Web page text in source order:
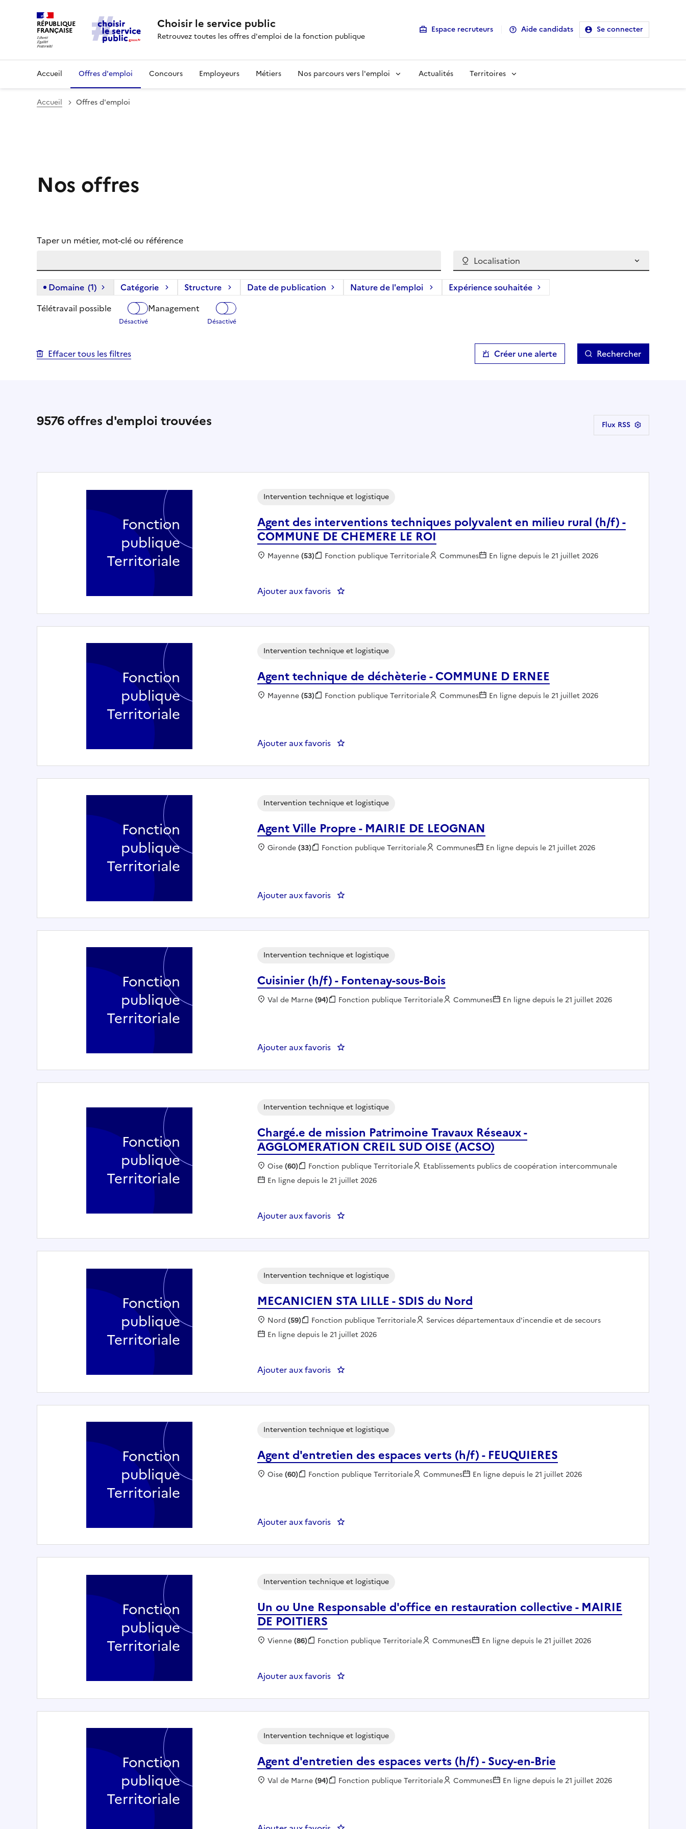
RÉPUBLIQUE
FRANÇAISE Choisir le service public
Retrouvez toutes les offres d'emploi de la fonction publique
Espace recruteurs Aide candidats Se connecter
Accueil Offres d'emploi Concours Employeurs Métiers Nos parcours vers l'emploi Actualités Territoires
Accueil Offres d'emploi
Nos offres
Taper un métier, mot-clé ou référence
Localisation
Domaine (1) (1 filtre actif) :
Catégorie Structure Date de publication Nature de l'emploi
Expérience souhaitée
Télétravail possible
Management
Effacer tous les filtres Créer une alerte Rechercher
9576offres d'emploi trouvées Flux RSS
Agent des interventions techniques polyvalent en milieu rural (h/f) -
COMMUNE DE CHEMERE LE ROI
Intervention technique et logistique
Localisation :
Mayenne(53) Fonction publique :
Fonction publique Territoriale Employeur :
Communes En ligne depuis le 21 juillet 2026
Ajouter aux favoris : Agent des interventions techniques polyvalent en milieu rural (h/f) - COMMUNE DE
Fonction
publique
Territoriale
Agent technique de déchèterie - COMMUNE D ERNEE
Intervention technique et logistique
Localisation :
Mayenne(53) Fonction publique :
Fonction publique Territoriale Employeur :
Communes En ligne depuis le 21 juillet 2026
Ajouter aux favoris : Agent technique de déchèterie - COMMUNE D ERNEE
Fonction
publique
Territoriale
Agent Ville Propre - MAIRIE DE LEOGNAN
Intervention technique et logistique
Localisation :
Gironde(33) Fonction publique :
Fonction publique Territoriale Employeur :
Communes En ligne depuis le 21 juillet 2026
Ajouter aux favoris : Agent Ville Propre - MAIRIE DE LEOGNAN
Fonction
publique
Territoriale
Cuisinier (h/f) - Fontenay-sous-Bois
Intervention technique et logistique
Localisation :
Val de Marne(94) Fonction publique :
Fonction publique Territoriale Employeur :
Communes En ligne depuis le 21 juillet 2026
Ajouter aux favoris : Cuisinier (h/f) - Fontenay-sous-Bois
Fonction
publique
Territoriale
Chargé.e de mission Patrimoine Travaux Réseaux -
AGGLOMERATION CREIL SUD OISE (ACSO)
Intervention technique et logistique
Localisation :
Oise(60) Fonction publique :
Fonction publique Territoriale Employeur :
Etablissements publics de coopération intercommunale
En ligne depuis le 21 juillet 2026
Ajouter aux favoris : Chargé.e de mission Patrimoine Travaux Réseaux - AGGLOMERATION CREIL SUD OISE
Fonction
publique
Territoriale
MECANICIEN STA LILLE - SDIS du Nord
Intervention technique et logistique
Localisation :
Nord(59) Fonction publique :
Fonction publique Territoriale Employeur :
Services départementaux d'incendie et de secours
En ligne depuis le 21 juillet 2026
Ajouter aux favoris : MECANICIEN STA LILLE - SDIS du Nord
Fonction
publique
Territoriale
Agent d'entretien des espaces verts (h/f) - FEUQUIERES
Intervention technique et logistique
Localisation :
Oise(60) Fonction publique :
Fonction publique Territoriale Employeur :
Communes En ligne depuis le 21 juillet 2026
Ajouter aux favoris : Agent d'entretien des espaces verts (h/f) - FEUQUIERES
Fonction
publique
Territoriale
Un ou Une Responsable d'office en restauration collective - MAIRIE
DE POITIERS
Intervention technique et logistique
Localisation :
Vienne(86) Fonction publique :
Fonction publique Territoriale Employeur :
Communes En ligne depuis le 21 juillet 2026
Ajouter aux favoris : Un ou Une Responsable d'office en restauration collective - MAIRIE DE POITIERS
Fonction
publique
Territoriale
Agent d'entretien des espaces verts (h/f) - Sucy-en-Brie
Intervention technique et logistique
Localisation :
Val de Marne(94) Fonction publique :
Fonction publique Territoriale Employeur :
Communes En ligne depuis le 21 juillet 2026
Fonction
publique
Territoriale